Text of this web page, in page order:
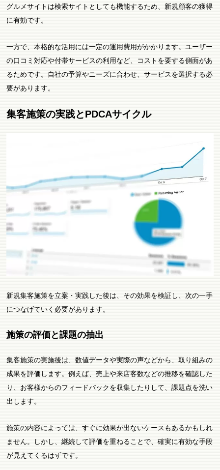
グルメサイトは検索サイトとしても機能するため、新規顧客の獲得
に有効です。
一方で、本格的な活用には一定の運用費用がかかります。ユーザー
の口コミ対応や付帯サービスの利用など、コストを要する側面があ
るためです。自社の予算やニーズに合わせ、サービスを選択する必
要があります。
集客施策の実践とPDCAサイクル
新規集客施策を立案・実践した後は、その効果を検証し、次の一手
につなげていく必要があります。
施策の評価と課題の抽出
集客施策の実施後は、数値データや実際の声などから、取り組みの
成果を評価します。例えば、売上や来店客数などの推移を確認した
り、お客様からのフィードバックを収集したりして、課題点を洗い
出します。
施策の内容によっては、すぐに効果が出ないケースもあるかもしれ
ません。しかし、継続して評価を重ねることで、確実に有効な手段
が見えてくるはずです。